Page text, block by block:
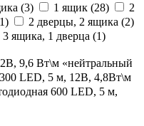
(3) 1 ящик (28)
2
1) 2 дверцы, 2 ящика (2)
3 ящика, 1 дверца (1)
9,6 Вт\м «нейтральный
LED, 5 м, 12В, 4,8Вт\м
600 LED, 5 м,